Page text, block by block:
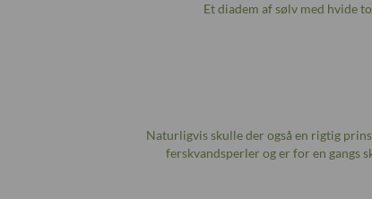
Et diadem af sølv med hvide
Naturligvis skulle der også en rigtig
ferskvandsperler og er for en gangs